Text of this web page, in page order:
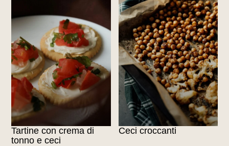
Tartine con crema di
tonno e ceci
Ceci croccanti